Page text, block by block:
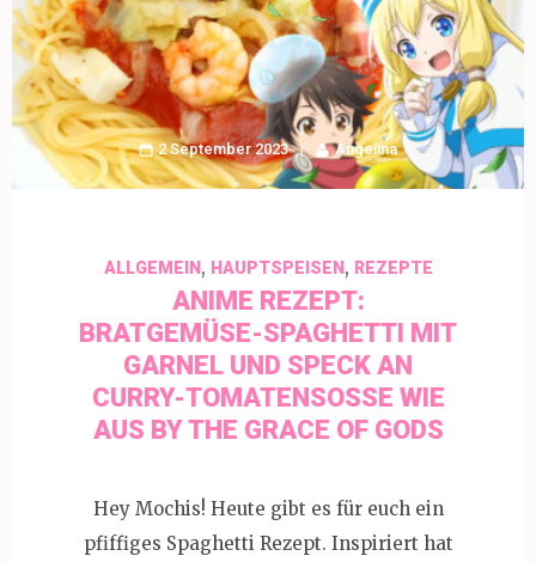
2 September 2023 Angelina
ALLGEMEIN, HAUPTSPEISEN, REZEPTE
ANIME REZEPT:
BRATGEMÜSE-SPAGHETTI MIT
GARNEL UND SPECK AN
CURRY-TOMATENSOSSE WIE A
US BY THE GRACE OF GODS
Hey Mochis! Heute gibt es für euch ein
pfiffiges Spaghetti Rezept. Inspiriert hat